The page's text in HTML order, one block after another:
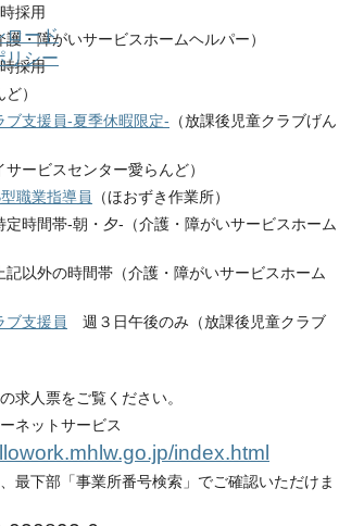
ロード
リシー
採用
護・障がいサービスホームヘルパー）
採用
）
ブ支援員-夏季休暇限定- （放課後児童クラブげん
サービスセンター愛らんど）
職業指導員
（ほおずき作業所）
時間帯-朝・夕-（介護・障がいサービスホーム
以外の時間帯（介護・障がいサービスホーム
ブ支援員
週３日午後のみ（放課後児童クラブ
求人票をご覧ください。
ネットサービス
index.html
最下部「事業所番号検索」でご確認いただけま